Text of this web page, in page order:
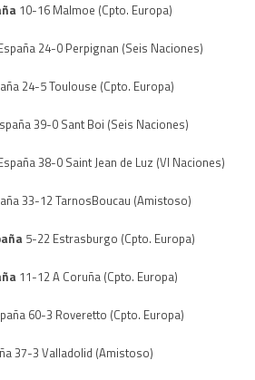
10-16 Malmoe (Cpto. Europa)
24-0 Perpignan (Seis Naciones)
24-5 Toulouse (Cpto. Europa)
39-0 Sant Boi (Seis Naciones)
38-0 Saint Jean de Luz (VI Naciones)
33-12TarnosBoucau (Amistoso)
5-22 Estrasburgo (Cpto. Europa)
11-12 A Coruña (Cpto. Europa)
60-3 Roveretto (Cpto. Europa)
37-3 Valladolid (Amistoso)